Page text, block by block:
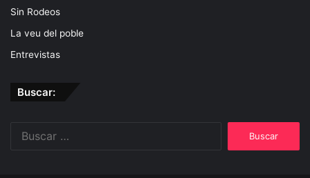
Sin Rodeos
La veu del poble
Entrevistas
Buscar: